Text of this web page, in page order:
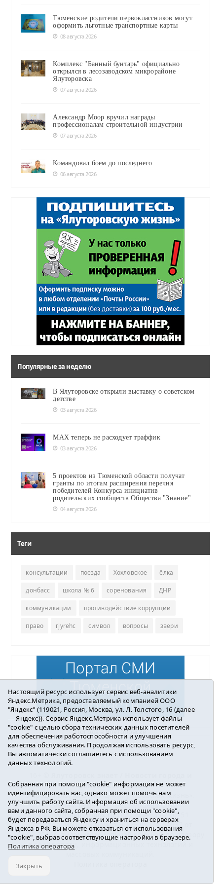
Тюменские родители первоклассников могут
оформить льготные транспортные карты
08 августа 2026
Комплекс "Банный бунтарь" официально
открылся в лесозаводском микрорайоне
Ялуторовска
07 августа 2026
Александр Моор вручил награды
профессионалам строительной индустрии
07 августа 2026
Командовал боем до последнего
06 августа 2026
Популярные за неделю
В Ялуторовске открыли выставку о советском
детстве
03 августа 2026
MAX теперь не расходует траффик
03 августа 2026
5 проектов из Тюменской области получат
гранты по итогам расширения перечня
победителей Конкурса инициатив
родительских сообществ Общества "Знание"
04 августа 2026
Теги
консультации поезда Хохловское ёлка
донбасс школа № 6 соренования ДНР
коммуникации противодействие коррупции
право rjyrehc символ вопросы звери
Погода в Ялуторовске
района2016-2023
Учредитель: АНО «ИИЦ « Ялуторовская жизнь».
Главный редактор: Вешкурцева С.П.
E-mail:yznaet@inbox.ruТел.: 8(34535)2-02-51
Регистрационный номер ЭЛ № ФС 77-64937 от
24.02.2016г. выдан Федеральной службой по надзору
в сфере связи, информационных технологий и
Настоящий ресурс использует сервис веб-аналитики
Яндекс.Метрика, предоставляемый компанией ООО
"Яндекс" (119021, Россия, Москва, ул. Л. Толстого, 16 (далее
— Яндекс)). Сервис Яндекс.Метрика использует файлы
"cookie" с целью сбора технических данных посетителей
для обеспечения работоспособности и улучшения
качества обслуживания. Продолжая использовать ресурс,
Вы автоматически соглашаетесь с использованием
данных технологий.
Собранная при помощи "cookie" информация не может
идентифицировать вас, однако может помочь нам
улучшить работу сайта. Информация об использовании
вами данного сайта, собранная при помощи "cookie",
будет передаваться Яндексу и храниться на серверах
Яндекса в РФ. Вы можете отказаться от использования
"cookie", выбрав соответствующие настройки в браузере.
Политика оператора
Закрыть